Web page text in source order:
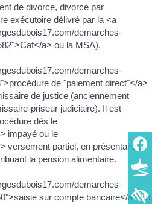
de divorce, divorce par
exécutoire délivré par la <a
demarches-
a> ou la MSA).
demarches-
de "paiement direct"</a>
de justice (anciennement
priseur judiciaire). Il est
dès le
impayé ou le
versement partiel, en présentant la
la pension alimentaire.
demarches-
sur compte bancaire</a> ou